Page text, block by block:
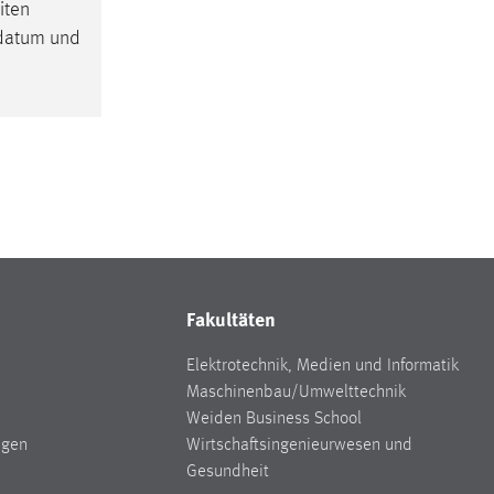
und
Fakultäten
Elektrotechnik, Medien und Informatik
Maschinenbau/Umwelttechnik
Weiden Business School
Wirtschaftsingenieurwesen und
Gesundheit